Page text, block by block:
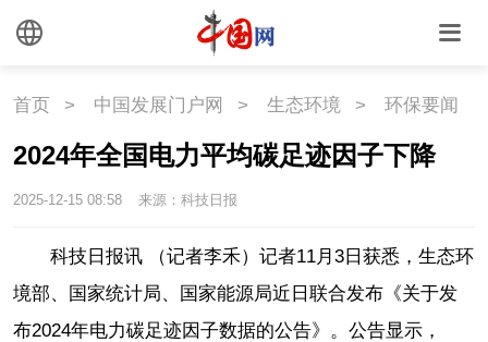
首页 > 中国发展门户网 > 生态环境 > 环保要闻
2024年全国电力平均碳足迹因子下降
2025-12-15 08:58 来源：科技日报
科技日报讯 （记者李禾）记者11月3日获悉，生态环
境部、国家统计局、国家能源局近日联合发布《关于发
布2024年电力碳足迹因子数据的公告》。公告显示，